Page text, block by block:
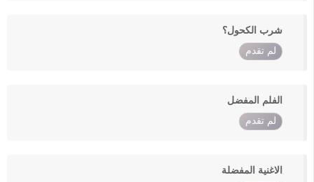
شرب الكحول؟
لم تقدم
الفلم المفضل
لم تقدم
الاغنية المفضلة